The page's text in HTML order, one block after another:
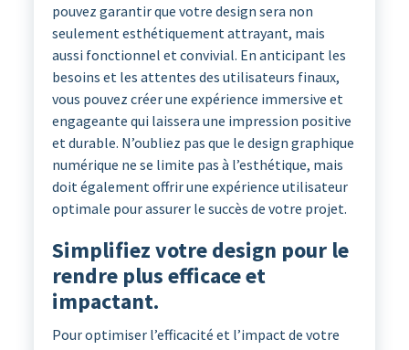
pouvez garantir que votre design sera non
seulement esthétiquement attrayant, mais
aussi fonctionnel et convivial. En anticipant les
besoins et les attentes des utilisateurs finaux,
vous pouvez créer une expérience immersive et
engageante qui laissera une impression positive
et durable. N’oubliez pas que le design graphique
numérique ne se limite pas à l’esthétique, mais
doit également offrir une expérience utilisateur
optimale pour assurer le succès de votre projet.
Simplifiez votre design pour le
rendre plus efficace et
impactant.
Pour optimiser l’efficacité et l’impact de votre